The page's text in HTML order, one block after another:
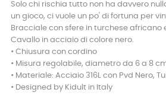
Solo chi rischia tutto non ha davvero
un gioco, ci vuole un po' di fortuna per
Bracciale con sfere in turchese africano
Cavallo in acciaio di colore nero.
• Chiusura con cordino
• Misura regolabile, diametro da 6 a 8
• Materiale: Acciaio 316L con Pvd Nero,
• Designed by Kidult in Italy